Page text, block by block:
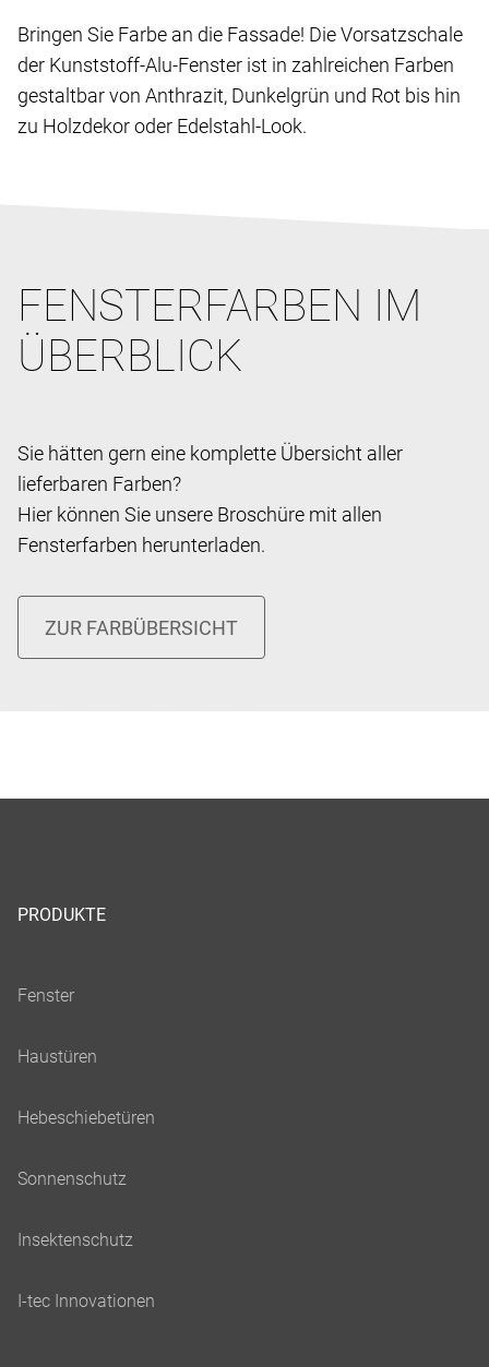
Bringen Sie Farbe an die Fassade! Die Vorsatzschale
der Kunststoff-Alu-Fenster ist in zahlreichen Farben
gestaltbar von Anthrazit, Dunkelgrün und Rot bis hin
zu Holzdekor oder Edelstahl-Look.
FENSTERFARBEN IM
ÜBERBLICK
Sie hätten gern eine komplette Übersicht aller
lieferbaren Farben?
Hier können Sie unsere Broschüre mit allen
Fensterfarben herunterladen.
PRODUKTE